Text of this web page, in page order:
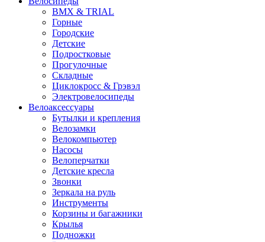
BMX & TRIAL
Горные
Городские
Детские
Подростковые
Прогулочные
Складные
Циклокросс & Грэвэл
Электровелосипеды
Велоаксессуары
Бутылки и крепления
Велозамки
Велокомпьютер
Насосы
Велоперчатки
Детские кресла
Звонки
Зеркала на руль
Инструменты
Корзины и багажники
Крылья
Подножки